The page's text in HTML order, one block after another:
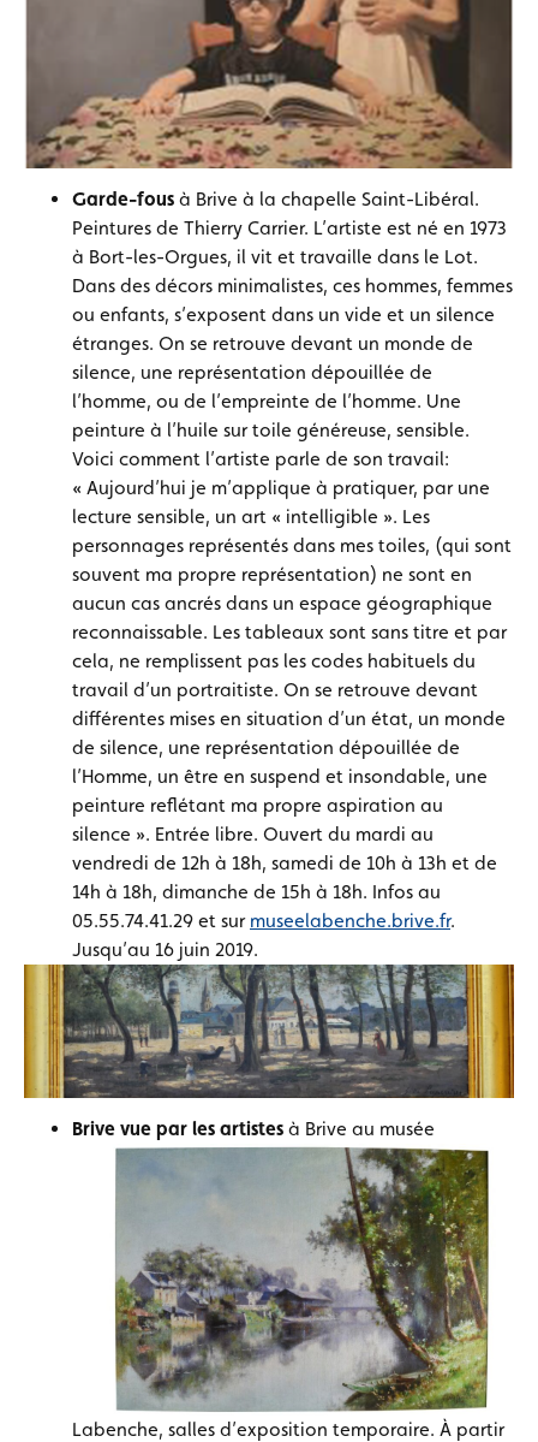
Garde-fous à Brive à la chapelle Saint-Libéral.
Peintures de Thierry Carrier. L’artiste est né en 1973
à Bort-les-Orgues, il vit et travaille dans le Lot.
Dans des décors minimalistes, ces hommes, femmes
ou enfants, s’exposent dans un vide et un silence
étranges. On se retrouve devant un monde de
silence, une représentation dépouillée de
l’homme, ou de l’empreinte de l’homme. Une
peinture à l’huile sur toile généreuse, sensible.
Voici comment l’artiste parle de son travail:
« Aujourd’hui je m’applique à pratiquer, par une
lecture sensible, un art « intelligible ». Les
personnages représentés dans mes toiles, (qui sont
souvent ma propre représentation) ne sont en
aucun cas ancrés dans un espace géographique
reconnaissable. Les tableaux sont sans titre et par
cela, ne remplissent pas les codes habituels du
travail d’un portraitiste. On se retrouve devant
différentes mises en situation d’un état, un monde
de silence, une représentation dépouillée de
l’Homme, un être en suspend et insondable, une
peinture reflétant ma propre aspiration au
silence ». Entrée libre. Ouvert du mardi au
vendredi de 12h à 18h, samedi de 10h à 13h et de
14h à 18h, dimanche de 15h à 18h. Infos au
05.55.74.41.29 et sur museelabenche.brive.fr.
Jusqu’au 16 juin 2019.
Brive vue par les artistes à Brive au musée
Labenche, salles d’exposition temporaire. À partir